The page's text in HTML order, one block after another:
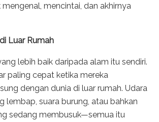
mencintai, dan akhirnya
Luar Rumah
lebih baik daripada alam itu sendiri.
paling cepat ketika mereka
dengan dunia di luar rumah. Udara
lembap, suara burung, atau bahkan
sedang membusuk—semua itu